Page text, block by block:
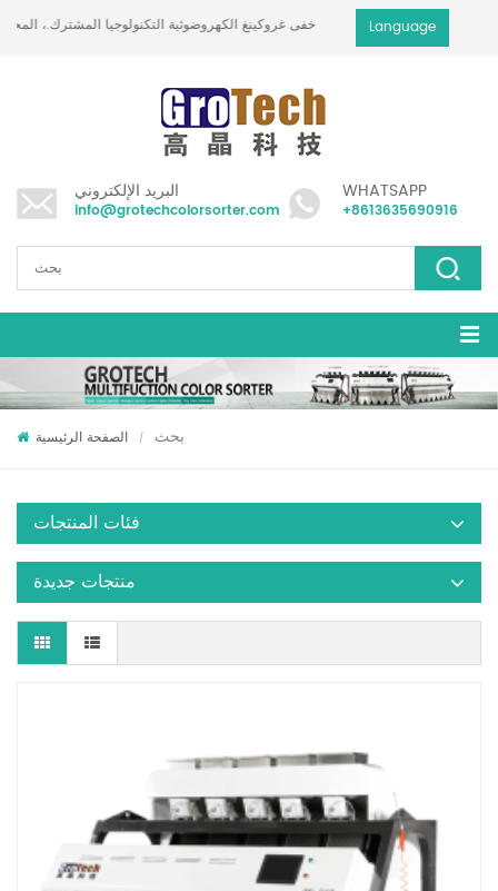
خفى غروكينغ الكهروضوئية التكنولوجيا المشترك.، Language
البريد الإلكتروني
info@grotechcolorsorter.com
WHATSAPP
+8613635690916
الصفحة الرئيسية / بحث
فئات المنتجات
منتجات جديدة